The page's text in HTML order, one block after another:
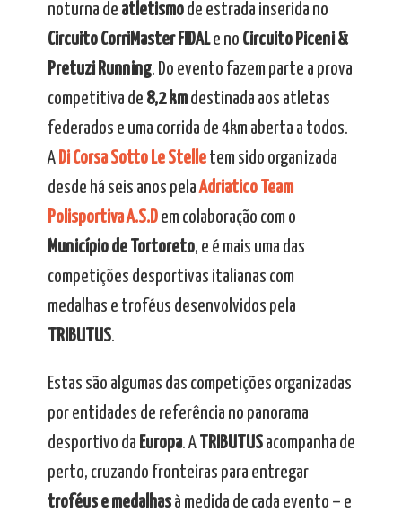
noturna de atletismode estrada inserida no
Circuito CorriMaster FIDALe no Circuito Piceni &
Pretuzi Running. Do evento fazem parte a prova
competitiva de 8,2 kmdestinada aos atletas
federados e uma corrida de 4km aberta a todos.
A Di Corsa Sotto Le Stelletem sido organizada
desde há seis anos pelaAdriatico Team
Polisportiva A.S.Dem colaboração com o
Município de Tortoreto, e é mais uma das
competições desportivas italianas com
medalhas e troféus desenvolvidos pela
TRIBUTUS.
Estas são algumas das competições organizadas
por entidades de referência no panorama
desportivo da Europa. A TRIBUTUSacompanha de
perto, cruzando fronteiras para entregar
troféus e medalhasà medida de cada evento – e